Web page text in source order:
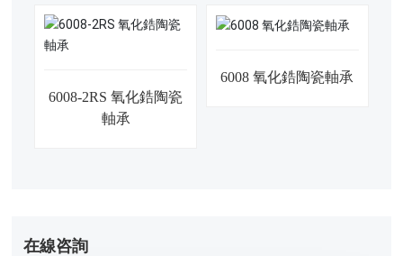
6008-2RS 氧化鋯陶瓷
軸承
6008 氧化鋯陶瓷軸承
在線咨詢